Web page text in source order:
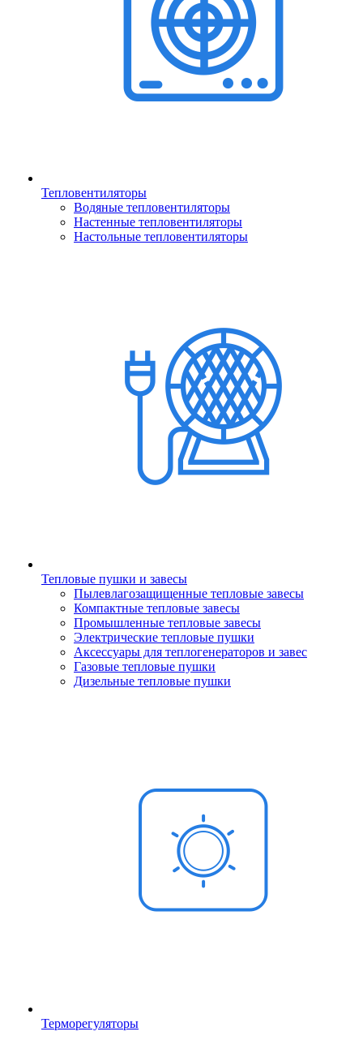
Тепловентиляторы
Водяные тепловентиляторы
Настенные тепловентиляторы
Настольные тепловентиляторы
Тепловые пушки и завесы
Пылевлагозащищенные тепловые завесы
Компактные тепловые завесы
Промышленные тепловые завесы
Электрические тепловые пушки
Аксессуары для теплогенераторов и завес
Газовые тепловые пушки
Дизельные тепловые пушки
Терморегуляторы